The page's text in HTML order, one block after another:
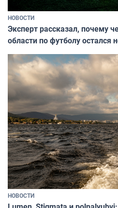
НОВОСТИ
Эксперт рассказал, почему
области по футболу остался
НОВОСТИ